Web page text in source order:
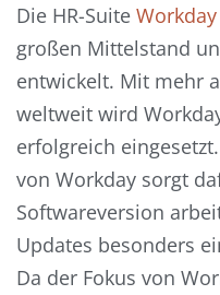
Die HR-Suite Workday
großen Mittelstand
entwickelt. Mit mehr
weltweit wird
erfolgreich
von Workday sorgt
Softwareversion
Updates besonders
Da der Fokus von